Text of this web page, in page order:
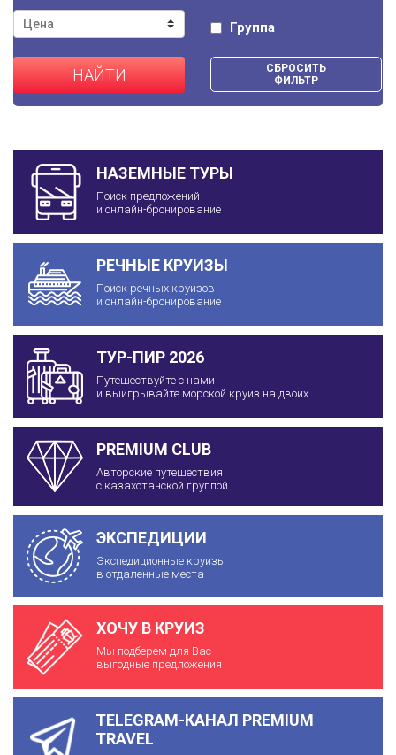
Группа
НАЙТИ
СБРОСИТЬ
ФИЛЬТР
НАЗЕМНЫЕ ТУРЫ
Поиск предложений
и онлайн-бронирование
РЕЧНЫЕ КРУИЗЫ
Поиск речных круизов
и онлайн-бронирование
ТУР-ПИР 2026
Путешествуйте с нами
и выигрывайте морской круиз на двоих
PREMIUM CLUB
Авторские путешествия
с казахстанской группой
ЭКСПЕДИЦИИ
Экспедиционные круизы
в отдаленные места
ХОЧУ В КРУИЗ
Мы подберем для Вас
выгодные предложения
TELEGRAM-КАНАЛ PREMIUM
TRAVEL